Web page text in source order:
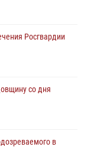
Росгвардии
со дня
в